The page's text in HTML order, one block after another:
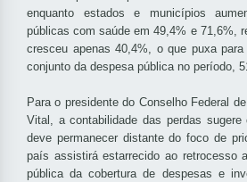
enquanto estados e municípios
públicas com saúde em 49,4% e 71,6%,
cresceu apenas 40,4%, o que puxa
conjunto da despesa pública no período,
Para o presidente do Conselho Federal
Vital, a contabilidade das perdas
deve permanecer distante do foco de
país assistirá estarrecido ao retrocesso
pública da cobertura de despesas e